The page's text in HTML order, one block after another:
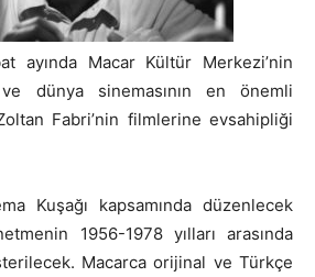
ayında Macar Kültür Merkezi’nin
ve dünya sinemasının en önemli
Fabri’nin filmlerine evsahipliği
Kuşağı kapsamında düzenlecek
1956-1978 yılları arasında
Macarca orijinal ve Türkçe